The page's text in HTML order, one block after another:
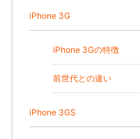
iPhone 3G
iPhone 3Gの特徴
前世代との違い
iPhone 3GS